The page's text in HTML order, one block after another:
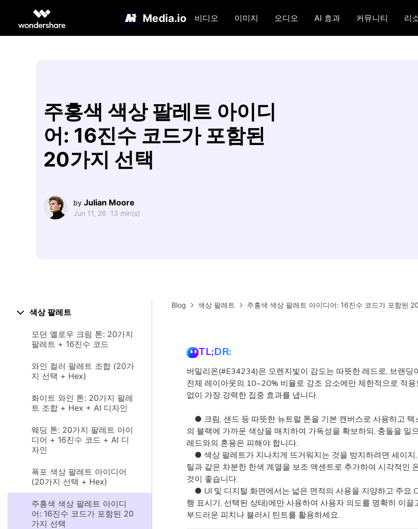
Media.io 비디오 이미지 오디오 AI 효과 커뮤니티 리
주홍색 색상 팔레트 아이디
어: 16진수 코드가 포함된
20가지 선택
by Julian Moore
Jun 11, 26 ·13 min(s)
색상 팔레트
모던 옐로우 크림 톤: 20가지
팔레트 + 16진수 코드
와인 컬러 팔레트 조합 (20가
지 선택 + Hex)
화이트 와인 톤: 20가지 팔레
트 조합 + Hex + AI 디자인
웨딩 톤: 20가지 팔레트 아이
디어 + 16진수 코드 + AI 디
자인
폭포 색상 팔레트 아이디어
(20가지 선택 + Hex)
주홍색 색상 팔레트 아이디
어: 16진수 코드가 포함된 20
가지 선택
Blog 색상 팔레트 주홍색 색상 팔레트 아이디어: 16진수 코드가 포함된
TL;DR:
버밀리온(#E34234)은 오렌지빛이 감도는 따뜻한 레드로, 브랜딩
전체 레이아웃의 10~20% 비율로 강조 요소에만 제한적으로 적
없이 가장 강력한 집중 효과를 냅니다.
● 크림, 샌드 등 따뜻한 뉴트럴 톤을 기본 캔버스로 사용하고 텍
의 블랙에 가까운 색상을 매치하여 가독성을 확보하되, 충돌을 일
레드와의 혼용은 피해야 합니다.
● 색상 팔레트가 지나치게 뜨거워지는 것을 방지하려면 세이지,
틸과 같은 차분한 한색 계열을 보조 액센트로 추가하여 시각적인
것이 좋습니다.
● UI 및 디지털 화면에서는 넓은 면적의 사용을 지양하고 주요
행 표시기, 선택된 상태)에만 사용하여 사용자 의도를 명확히 이끌
부드러운 피치나 블러시 틴트를 활용하세요.